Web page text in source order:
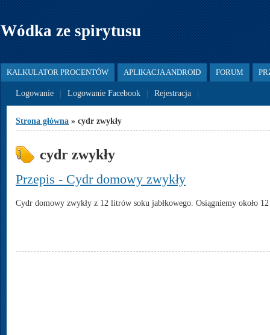
Wódka ze spirytusu
KALKULATOR PROCENTÓW APLIKACJA ANDROID FORUM
Logowanie Logowanie Facebook Rejestracja
Jesteś tutaj
Strona główna » cydr zwykły
cydr zwykły
Przepis - Cydr domowy zwykły
Cydr domowy zwykły z 12 litrów soku jabłkowego. Osiągniemy około